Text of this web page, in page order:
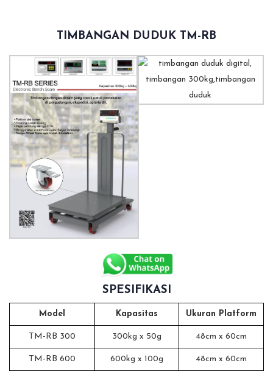
TIMBANGAN DUDUK TM-RB
SPESIFIKASI
Model Kapasitas Ukuran Platform
TM-RB 300 300kg x 50g 48cm x 60cm
TM-RB 600 600kg x 100g 48cm x 60cm